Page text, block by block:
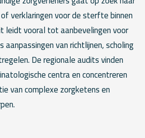
verklaringen voor de sterfte binnen
leidt vooral tot aanbevelingen voor
aanpassingen van richtlijnen, scholing
De regionale audits vinden
centra en concentreren
van complexe zorgketens en